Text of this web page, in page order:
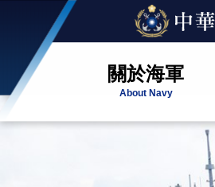
關於海軍
About Navy